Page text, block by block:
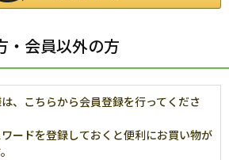
・会員以外の方
、こちらから会員登録を行ってくださ
ードを登録しておくと便利にお買い物が